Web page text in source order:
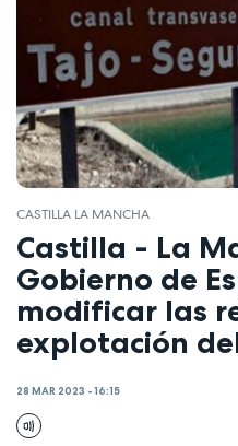
CASTILLA LA MANCHA
Castilla - La
Gobierno de
modificar las
explotación
28 MAR 2023 - 16:15